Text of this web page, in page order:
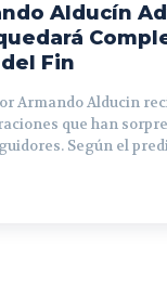
Alducín
Fin
Armando Alducin
que han
cantidad de sus seguidores.